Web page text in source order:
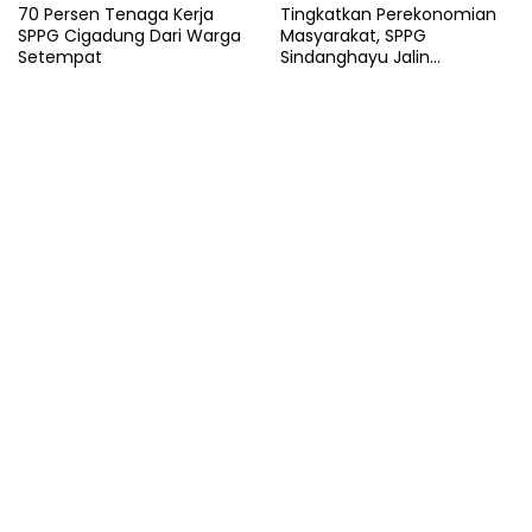
70 Persen Tenaga Kerja
SPPG Cigadung Dari Warga
Setempat
Tingkatkan Perekonomian
Masyarakat, SPPG
Sindanghayu Jalin